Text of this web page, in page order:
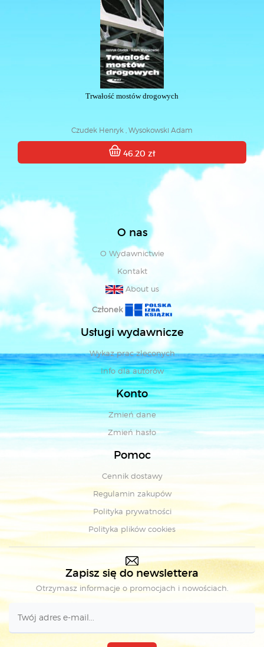
Trwałość mostów drogowych
Czudek Henryk , Wysokowski Adam
46.20 zł
O nas
O Wydawnictwie
Kontakt
About us
Członek
Usługi wydawnicze
Wykaz prac zleconych
Info dla autorów
Konto
Zmień dane
Zmień hasło
Pomoc
Cennik dostawy
Regulamin zakupów
Polityka prywatności
Polityka plików cookies
Zapisz się do newslettera
Otrzymasz informacje o promocjach i nowościach.